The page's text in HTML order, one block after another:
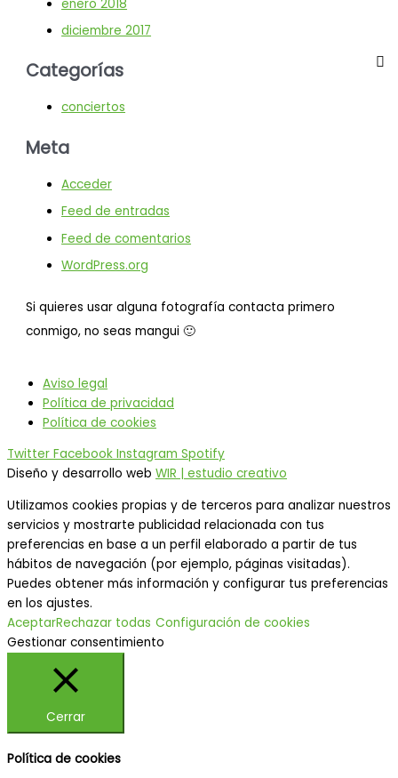
enero 2018
diciembre 2017
Categorías
conciertos
Meta
Acceder
Feed de entradas
Feed de comentarios
WordPress.org
Si quieres usar alguna fotografía contacta primero
conmigo, no seas mangui 🙂
Aviso legal
Política de privacidad
Política de cookies
Twitter Facebook Instagram Spotify
Diseño y desarrollo web WIR | estudio creativo
Utilizamos cookies propias y de terceros para analizar nuestros
servicios y mostrarte publicidad relacionada con tus
preferencias en base a un perfil elaborado a partir de tus
hábitos de navegación (por ejemplo, páginas visitadas).
Puedes obtener más información y configurar tus preferencias
en los ajustes.
AceptarRechazar todas Configuración de cookies
Gestionar consentimiento
Cerrar
Política de cookies